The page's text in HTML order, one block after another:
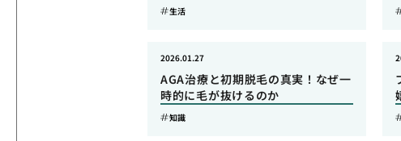
生活
AGA治療と初期脱毛の真実！なぜ一
時的に毛が抜けるのか
2026.01.27
知識